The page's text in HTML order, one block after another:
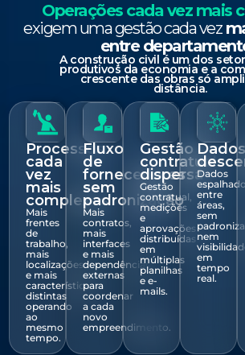
Operações cada vez mais
exigem uma gestão cada vez
entre
A construção civil é um dos
produtivos da economia e a
crescente das obras só
distância.
Processos
cada
vez
mais
complexos
Mais
frentes
de
trabalho,
mais
localizações
e mais
características
distintas
operando
ao
mesmo
tempo.
Fluxo
de
fornecedores
sem
padronização
Mais
contratos,
mais
interfaces
e mais
dependências
externas
para
coordenar
a cada
novo
empreendimento.
Gestão
contratual
dispersa
Gestão
contratual,
medições
e
aprovações
distribuídas
em
múltiplas
planilhas
e e-
mails.
Dados
Dados
entre
áreas,
sem
nem
em
tempo
real.